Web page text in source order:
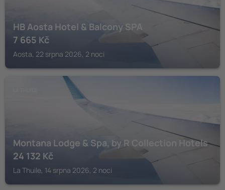
HB Aosta Hotel & Balcony SPA
7 665 Kč
Aosta, 22 srpna 2026, 2 noci
Montana Lodge & Spa, by R Collection Hotels
24 132 Kč
La Thuile, 14 srpna 2026, 2 noci